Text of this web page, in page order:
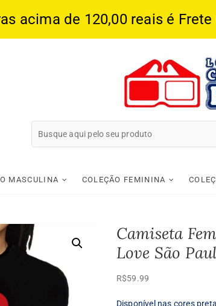
acima de 120,00 reais é
Loucos
MASCULINA COLEÇÃO FEMININA
Camiseta
Love São
R$59.99
Disponível nas cores